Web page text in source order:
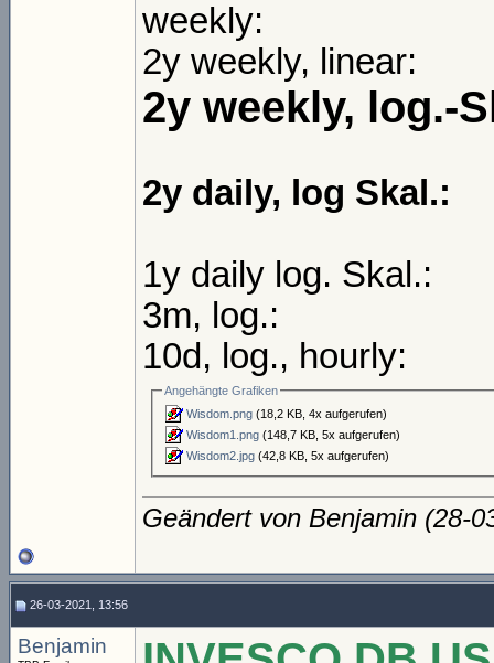
weekly:
2y weekly, linear:
2y weekly, log.-
2y daily, log Skal.:
1y daily log. Skal.:
3m, log.:
10d, log., hourly:
Angehängte Grafiken
Wisdom.png (18,2 KB, 4x aufgerufen)
Wisdom1.png (148,7 KB, 5x aufgerufen)
Wisdom2.jpg (42,8 KB, 5x aufgerufen)
Geändert von Benjamin (28-
26-03-2021, 13:56
Benjamin